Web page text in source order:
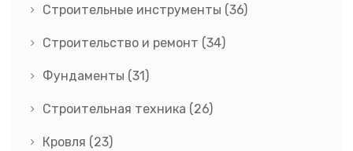
Строительные инструменты (36)
Строительство и ремонт (34)
Фундаменты (31)
Строительная техника (26)
Кровля (23)